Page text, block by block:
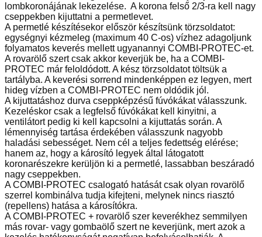
lombkoronájának lekezelése. A korona felső 2/3-ra kell nagy
cseppekben kijuttatni a permetlevet.
A permetlé készítésekor először készítsünk törzsoldatot:
egységnyi kézmeleg (maximum 40 C-os) vízhez adagoljunk
folyamatos keverés mellett ugyanannyi COMBI-PROTEC-et.
A rovarölő szert csak akkor keverjük be, ha a COMBI-
PROTEC már feloldódott. A kész törzsoldatot töltsük a
tartályba. A keverési sorrend mindenképpen ez legyen, mert
hideg vízben a COMBI-PROTEC nem oldódik jól.
A kijuttatáshoz durva cseppképzésű fúvókákat válasszunk.
Kezeléskor csak a legfelső fúvókákat kell kinyitni, a
ventilátort pedig ki kell kapcsolni a kijuttatás során. A
lémennyiség tartása érdekében válasszunk nagyobb
haladási sebességet. Nem cél a teljes fedettség elérése;
hanem az, hogy a károsító legyek által látogatott
koronarészekre kerüljön ki a permetlé, lassabban beszáradó
nagy cseppekben.
A COMBI-PROTEC csalogató hatását csak olyan rovarölő
szerrel kombinálva tudja kifejteni, melynek nincs riasztó
(repellens) hatása a károsítókra.
A COMBI-PROTEC + rovarölő szer keverékhez semmilyen
más rovar- vagy gombaölő szert ne keverjünk, mert azok a